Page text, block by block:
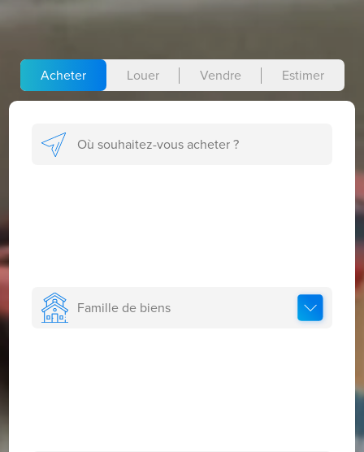
Acheter Louer Vendre Estimer
Famille de biens